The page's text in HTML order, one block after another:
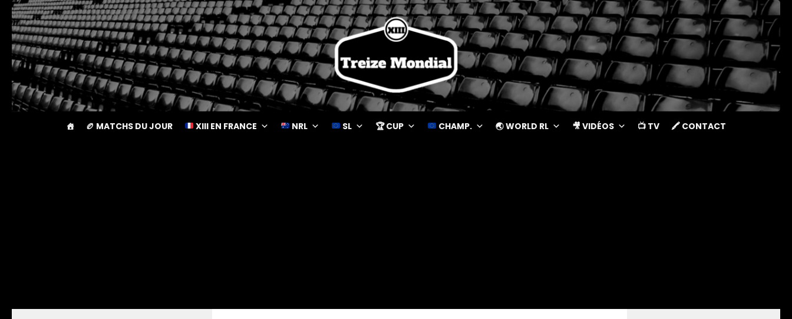
🏉 MATCHS DU JOUR XIII EN FRANCE NRL SL 🏆 CUP CHAMP. 🌏 WORLD RL 🎥 VIDÉOS 📺 TV 🖍 CONTACT